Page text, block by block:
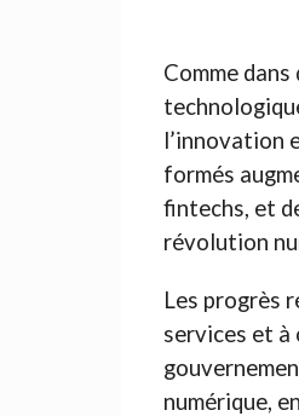
Comme
l’innovation
formés
fintechs, et
révolution
Les progrès
services et à
numérique,